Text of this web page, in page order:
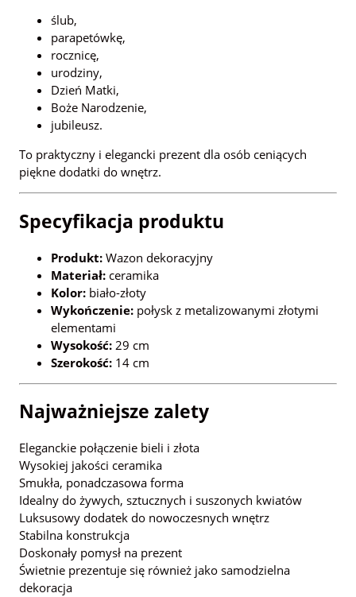
ślub,
parapetówkę,
rocznicę,
urodziny,
Dzień Matki,
Boże Narodzenie,
jubileusz.
To praktyczny i elegancki prezent dla osób ceniących
piękne dodatki do wnętrz.
Specyfikacja produktu
Produkt: Wazon dekoracyjny
Materiał: ceramika
Kolor: biało-złoty
Wykończenie: połysk z metalizowanymi złotymi
elementami
Wysokość: 29 cm
Szerokość: 14 cm
Najważniejsze zalety
Eleganckie połączenie bieli i złota
Wysokiej jakości ceramika
Smukła, ponadczasowa forma
Idealny do żywych, sztucznych i suszonych kwiatów
Luksusowy dodatek do nowoczesnych wnętrz
Stabilna konstrukcja
Doskonały pomysł na prezent
Świetnie prezentuje się również jako samodzielna
dekoracja